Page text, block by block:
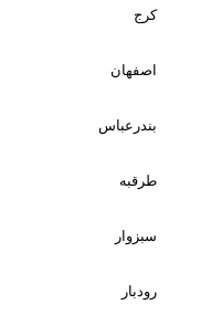
کرج
اصفهان
بندرعباس
طرقبه
سبزوار
رودبار